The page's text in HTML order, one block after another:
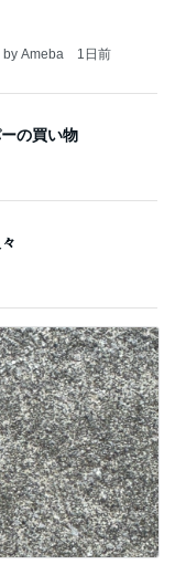
Ameba 1日前
の買い物